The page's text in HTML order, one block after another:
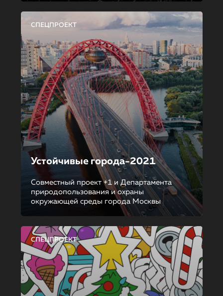
СПЕЦПРОЕКТ
Устойчивые города-2021
Совместный проект +1 и Департамента
природопользования и охраны
окружающей среды города Москвы
СПЕЦПРОЕКТ